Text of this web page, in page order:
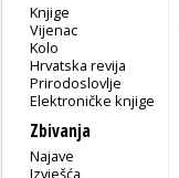
Knjige
Vijenac
Kolo
Hrvatska revija
Prirodoslovlje
Elektroničke knjige
Zbivanja
Najave
Izvješća